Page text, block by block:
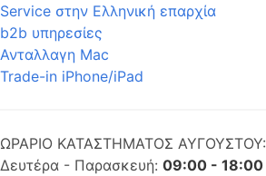
Service στην Eλληνική επαρχία
b2b υπηρεσίες
Ανταλλαγη Mac
Trade-in iPhone/iPad
ΩΡΑΡΙΟ ΚΑΤΑΣΤΗΜΑΤΟΣ ΑΥΓΟΥΣΤΟΥ:
Δευτέρα - Παρασκευή: 09:00 - 18:00